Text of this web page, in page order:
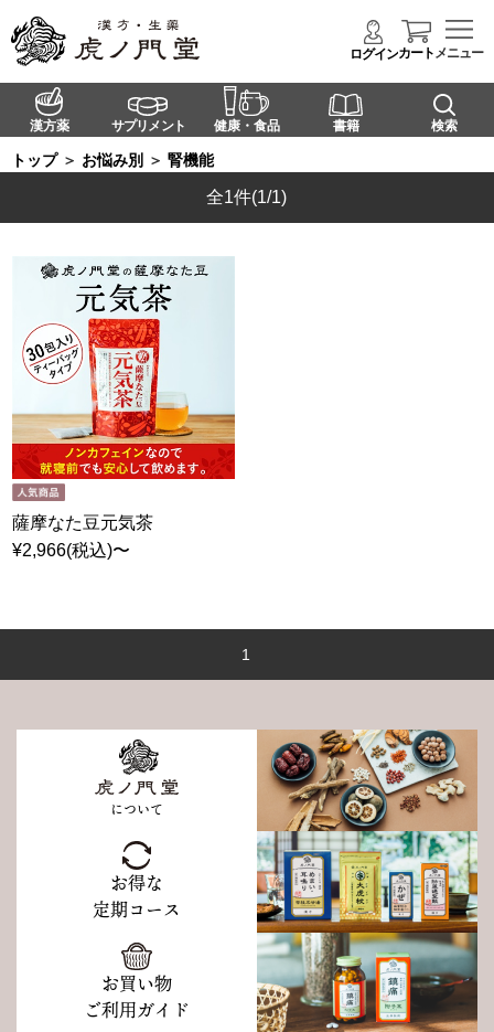
ログインカートメニュー
漢方薬 サプリメント 健康・食品 書籍 検索
トップ ＞ お悩み別 ＞ 腎機能
全1件(1/1)
薩摩なた豆元気茶
¥2,966(税込)〜
1
について
お得な
定期コース
お買い物
ご利用ガイド